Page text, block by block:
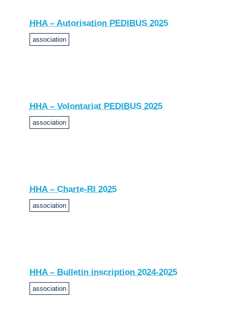
HHA – Autorisation PEDIBUS 2025
association
HHA – Volontariat PEDIBUS 2025
association
HHA – Charte-RI 2025
association
HHA – Bulletin inscription 2024-2025
association